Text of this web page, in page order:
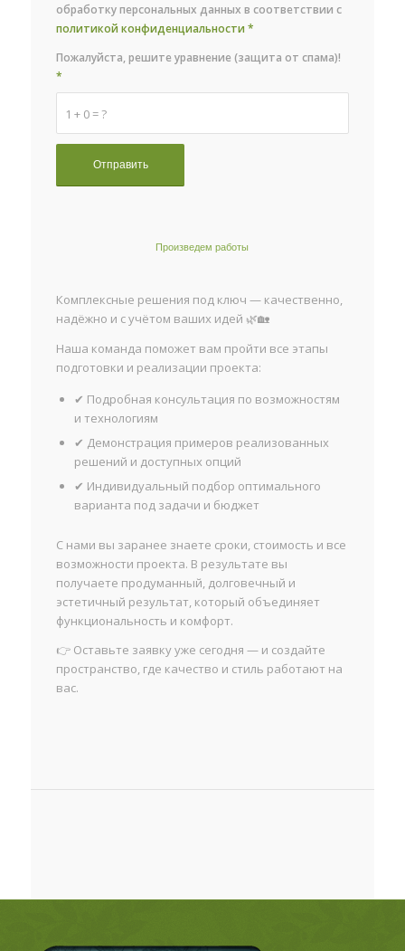
обработку персональных данных в соответствии с
политикой конфиденциальности *
1 + 0 = ?
Пожалуйста, решите уравнение (защита от спама)!
*
Произведем работы
Комплексные решения под ключ — качественно,
надёжно и с учётом ваших идей 🌿🏡
Наша команда поможет вам пройти все этапы
подготовки и реализации проекта:
✔ Подробная консультация по возможностям
и технологиям
✔ Демонстрация примеров реализованных
решений и доступных опций
✔ Индивидуальный подбор оптимального
варианта под задачи и бюджет
С нами вы заранее знаете сроки, стоимость и все
возможности проекта. В результате вы
получаете продуманный, долговечный и
эстетичный результат, который объединяет
функциональность и комфорт.
👉 Оставьте заявку уже сегодня — и создайте
пространство, где качество и стиль работают на
вас.